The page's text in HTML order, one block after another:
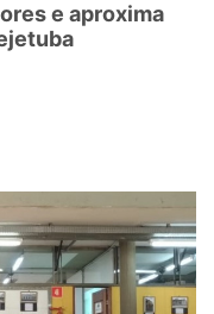
e aproxima